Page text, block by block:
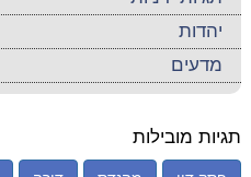
יהדות
מדעים
תגיות מובילות